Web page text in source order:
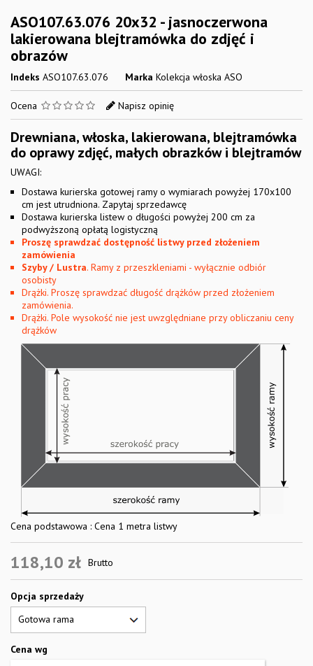
ASO107.63.076 20x32 - jasnoczerwona
lakierowana blejtramówka do zdjęć i
obrazów
Indeks ASO107.63.076 Marka Kolekcja włoska ASO
Ocena Napisz opinię
Drewniana, włoska, lakierowana, blejtramówka
do oprawy zdjęć, małych obrazków i blejtramów
UWAGI:
Dostawa kurierska gotowej ramy o wymiarach powyżej 170x100
cm jest utrudniona. Zapytaj sprzedawcę
Dostawa kurierska listew o długości powyżej 200 cm za
podwyższoną opłatą logistyczną
Proszę sprawdzać dostępność listwy przed złożeniem
zamówienia
Szyby / Lustra. Ramy z przeszkleniami - wyłącznie odbiór
osobisty
Drążki. Proszę sprawdzać długość drążków przed złożeniem
zamówienia.
Drążki. Pole wysokość nie jest uwzględniane przy obliczaniu ceny
drążków
Cena podstawowa : Cena 1 metra listwy
118,10 zł Brutto
Opcja sprzedaży
Cena wg